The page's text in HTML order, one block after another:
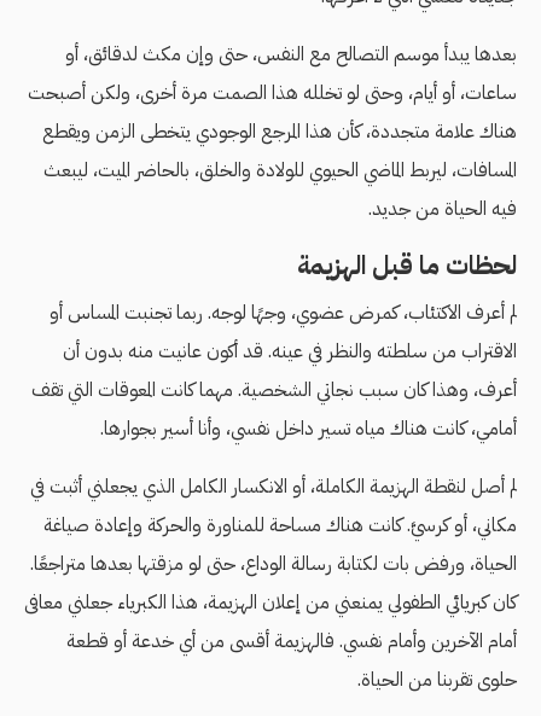
بعدها يبدأ موسم التصالح مع النفس، حتى وإن مكث لدقائق، أو
ساعات، أو أيام، وحتى لو تخلله هذا الصمت مرة أخرى، ولكن أصبحت
هناك علامة متجددة، كأن هذا المرجع الوجودي يتخطى الزمن ويقطع
المسافات، ليربط الماضي الحيوي للولادة والخلق، بالحاضر الميت، ليبعث
فيه الحياة من جديد.
لحظات ما قبل الهزيمة
لم أعرف الاكتئاب، كمرض عضوي، وجهًا لوجه. ربما تجنبت المساس أو
الاقتراب من سلطته والنظر في عينه. قد أكون عانيت منه بدون أن
أعرف، وهذا كان سبب نجاتي الشخصية. مهما كانت المعوقات التي تقف
أمامي، كانت هناك مياه تسير داخل نفسي، وأنا أسير بجوارها.
لم أصل لنقطة الهزيمة الكاملة، أو الانكسار الكامل الذي يجعلني أثبت في
مكاني، أو كرسيَّ. كانت هناك مساحة للمناورة والحركة وإعادة صياغة
الحياة، ورفض بات لكتابة رسالة الوداع، حتى لو مزقتها بعدها متراجعًا.
كان كبريائي الطفولي يمنعني من إعلان الهزيمة، هذا الكبرياء جعلني معافى
أمام الآخرين وأمام نفسي. فالهزيمة أقسى من أي خدعة أو قطعة
حلوى تقربنا من الحياة.